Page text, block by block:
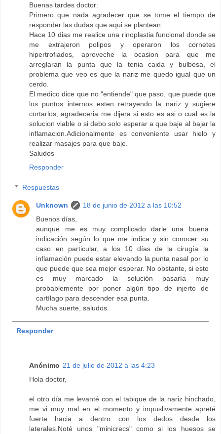
Buenas tardes doctor:
Primero que nada agradecer que se tome el tiempo de
responder las dudas que aqui se plantean.
Hace 10 dias me realice una rinoplastia funcional donde se
me extrajeron polipos y operaron los cornetes
hipertrofiados, aproveche la ocasion para que me
arreglaran la punta que la tenia caida y bulbosa, el
problema que veo es que la nariz me quedo igual que un
cerdo.
El medico dice que no "entiende" que paso, que puede que
los puntos internos esten retrayendo la nariz y sugiere
cortarlos, agradeceria me dijera si esto es asi o cual es la
solucion viable o si debo solo esperar a que baje al bajar la
inflamacion.Adicionalmente es conveniente usar hielo y
realizar masajes para que baje.
Saludos
Responder
Respuestas
Unknown
18 de junio de 2012 a las 10:52
Buenos días,
aunque me es muy complicado darle una buena
indicación según lo que me indica y sin conocer su
caso en particular, a los 10 días de la cirugía la
inflamación puede estar elevando la punta nasal por lo
que puede que sea mejor esperar. No obstante, si esto
es muy marcado la solución pasaría muy
probablemente por poner algún tipo de injerto de
cartílago para descender esa punta.
Mucha suerte, saludos.
Responder
Anónimo 21 de julio de 2012 a las 4:23
Hola doctor,
el otro día me levanté con el tabique de la nariz hinchado,
me vi muy mal en el momento y impuslivamente apreté
fuerte hacia a dentro con los dedos desde los
laterales.Noté unos "minicrecs" como si los huesos se